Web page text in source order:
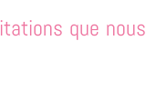
que nous